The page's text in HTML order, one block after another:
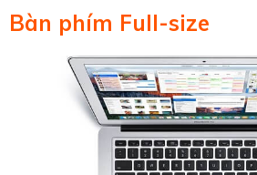
Bàn phím Full-size